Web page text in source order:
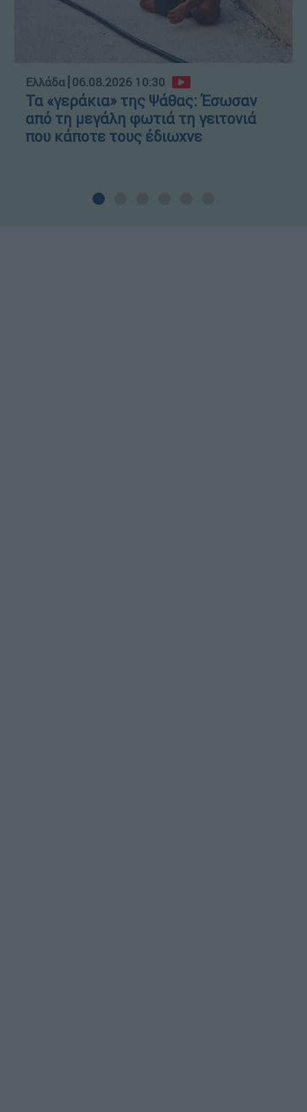
Ελλάδα┋06.08.2026 10:30
Τα «γεράκια» της Ψάθας: Έσωσαν
από τη μεγάλη φωτιά τη γειτονιά
που κάποτε τους έδιωχνε